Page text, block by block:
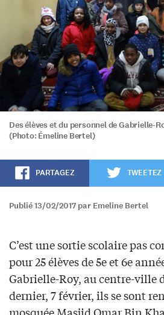
Des élèves et du personnel de Gabrielle-
(Photo: Émeline Bertel)
PARTAGEZ TWEETEZ
Publié 13/02/2017 par Emeline Bertel
C’est une sortie scolaire pas
pour 25 élèves de 5e et 6e
Gabrielle-Roy, au centre-ville
dernier, 7 février, ils se sont